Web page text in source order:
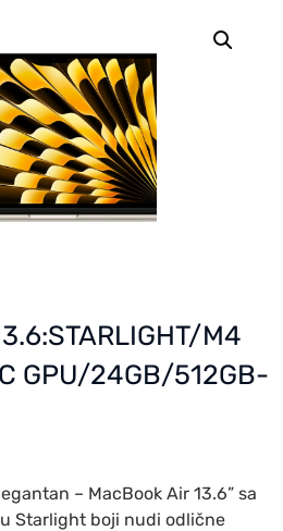
M4
GPU/24GB/512GB-
– MacBook Air 13.6” sa
Starlight boji nudi odlične